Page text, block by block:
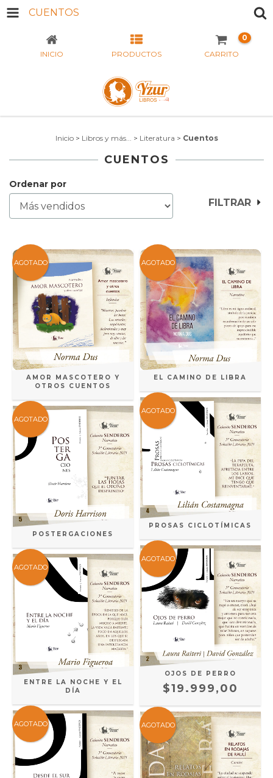
CUENTOS
INICIO PRODUCTOS CARRITO
0
Inicio > Libros y más... > Literatura > Cuentos
CUENTOS
Ordenar por
FILTRAR
AGOTADO
AMOR MASCOTERO Y
OTROS CUENTOS
AGOTADO
EL CAMINO DE LIBRA
AGOTADO
POSTERGACIONES
AGOTADO
PROSAS CICLOTÍMICAS
AGOTADO
ENTRE LA NOCHE Y EL
DÍA
AGOTADO
OJOS DE PERRO
$19.999,00
AGOTADO AGOTADO